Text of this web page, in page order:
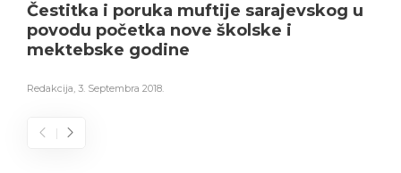
Čestitka i poruka muftije sarajevskog u
povodu početka nove školske i
mektebske godine
Redakcija, 3. Septembra 2018.